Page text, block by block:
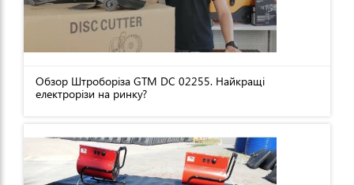
Обзор Штроборіза GTM DC 02255. Найкращі
електрорізи на ринку?